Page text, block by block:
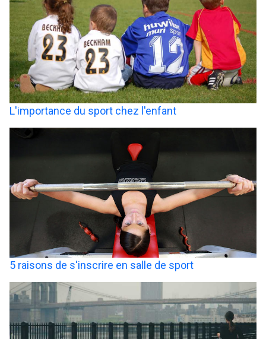
L'importance du sport chez l'enfant
5 raisons de s'inscrire en salle de sport